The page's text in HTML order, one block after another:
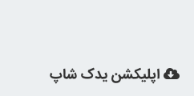
اپلیکشن یدک شاپ